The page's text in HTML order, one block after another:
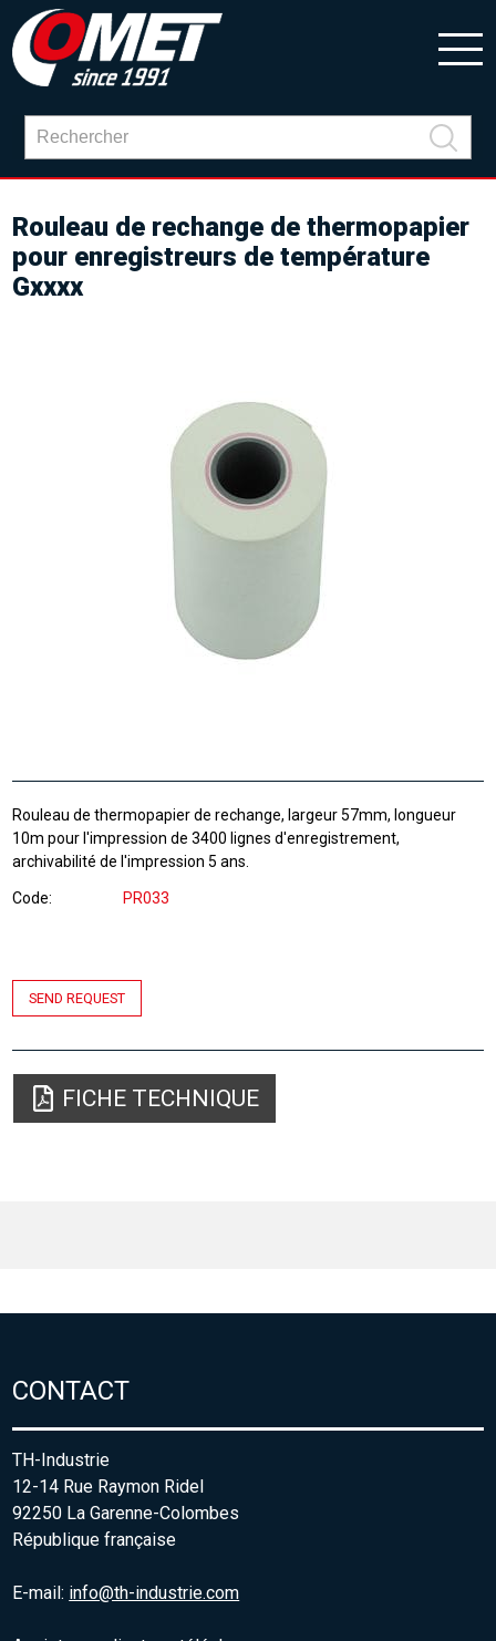
Rouleau de rechange de thermopapier
pour enregistreurs de température
Gxxxx
Rouleau de thermopapier de rechange, largeur 57mm, longueur
10m pour l'impression de 3400 lignes d'enregistrement,
archivabilité de l'impression 5 ans.
Code PR033
SEND REQUEST
FICHE TECHNIQUE
CONTACT
TH-Industrie
12-14 Rue Raymon Ridel
92250 La Garenne-Colombes
République française
E-mail: info@th-industrie.com